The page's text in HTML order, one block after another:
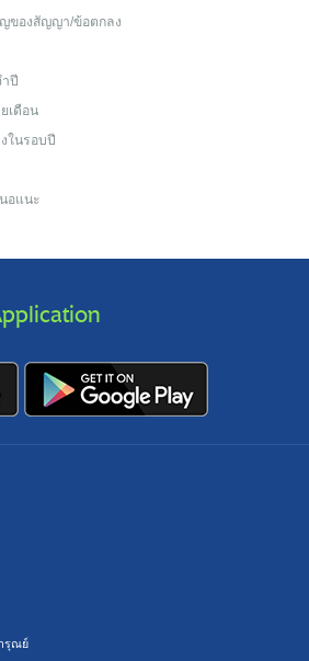
ของสัญญา/ข้อตกลง
ปี
เดือน
ในรอบปี
อแนะ
รุณย์